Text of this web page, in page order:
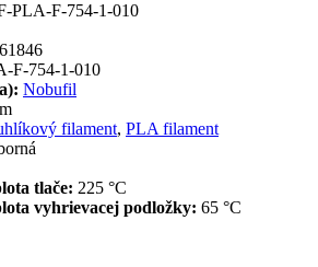
PLA-F-754-1-010
F-754-1-010
Nobufil
filament, PLA filament
tlače: 225 °C
vyhrievacej podložky: 65 °C